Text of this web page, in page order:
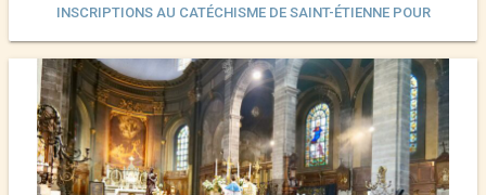
INSCRIPTIONS AU CATÉCHISME DE SAINT-ÉTIENNE POUR